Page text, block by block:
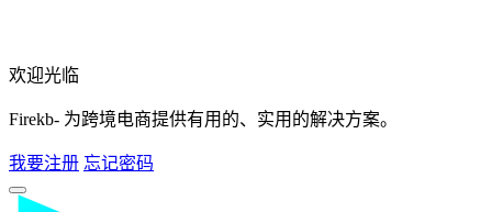
欢迎光临
Firekb- 为跨境电商提供有用的、实用的解决方案。
我要注册 忘记密码